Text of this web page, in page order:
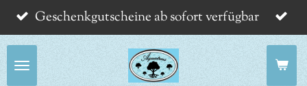
Zum
Hauptinhalt
springen
Geschenkgutscheine ab sofort verfügbar